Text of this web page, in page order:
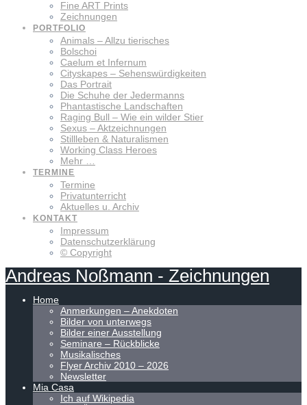
Fine ART Prints
Zeichnungen
PORTFOLIO
Animals – Allzu tierisches
Bolschoi
Caelum et Infernum
Cityskapes – Sehenswürdigkeiten
Das Portrait
Die Schuhe der Jedermanns
Phantastische Landschaften
Raging Bull – Wie ein wilder Stier
Sexus – Aktzeichnungen
Stillleben & Naturalismen
Working Class Heroes
Mehr …
TERMINE
Termine
Privatunterricht
Aktuelles u. Archiv
KONTAKT
Impressum
Datenschutzerklärung
© Copyright
Andreas Noßmann - Zeichnungen
Home
Anmerkungen – Anekdoten
Bilder von unterwegs
Bilder einer Ausstellung
Seminare – Rückblicke
Musikalisches
Flyer Archiv 2010 – 2026
Newsletter
Mia Casa
Ich auf Wikipedia